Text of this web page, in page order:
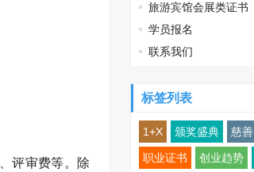
评审费等。除
旅游宾馆会展类证书
学员报名
联系我们
标签列表
1+X 颁奖盛典 慈善
职业证书 创业趋势